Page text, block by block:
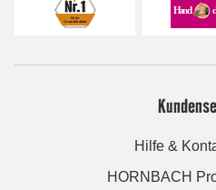
Hilfe &
HORNBACH